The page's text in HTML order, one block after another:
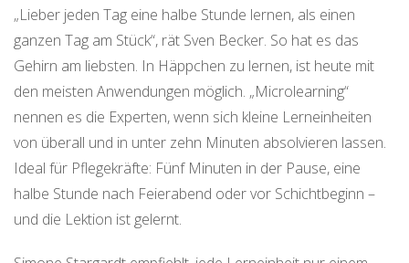
„Lieber jeden Tag eine halbe Stunde lernen, als einen
ganzen Tag am Stück“, rät Sven Becker. So hat es das
Gehirn am liebsten. In Häppchen zu lernen, ist heute mit
den meisten Anwendungen möglich. „Microlearning“
nennen es die Experten, wenn sich kleine Lerneinheiten
von überall und in unter zehn Minuten absolvieren lassen.
Ideal für Pflegekräfte: Fünf Minuten in der Pause, eine
halbe Stunde nach Feierabend oder vor Schichtbeginn –
und die Lektion ist gelernt.